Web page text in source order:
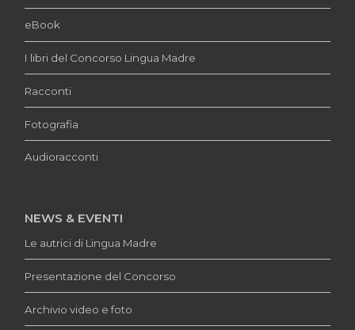
eBook
I libri del Concorso Lingua Madre
Racconti
Fotografia
Audioracconti
NEWS & EVENTI
Le autrici di Lingua Madre
Presentazione del Concorso
Archivio video e foto